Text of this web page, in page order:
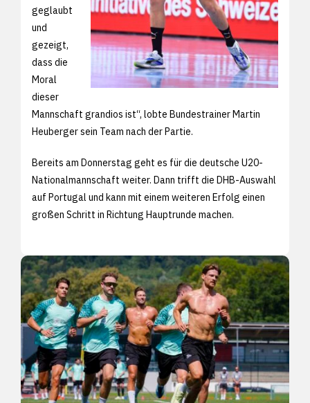
geglaubt
und
gezeigt,
dass die
Moral
dieser
Mannschaft grandios ist“, lobte Bundestrainer Martin
Heuberger sein Team nach der Partie.
Bereits am Donnerstag geht es für die deutsche U20-
Nationalmannschaft weiter. Dann trifft die DHB-Auswahl
auf Portugal und kann mit einem weiteren Erfolg einen
großen Schritt in Richtung Hauptrunde machen.